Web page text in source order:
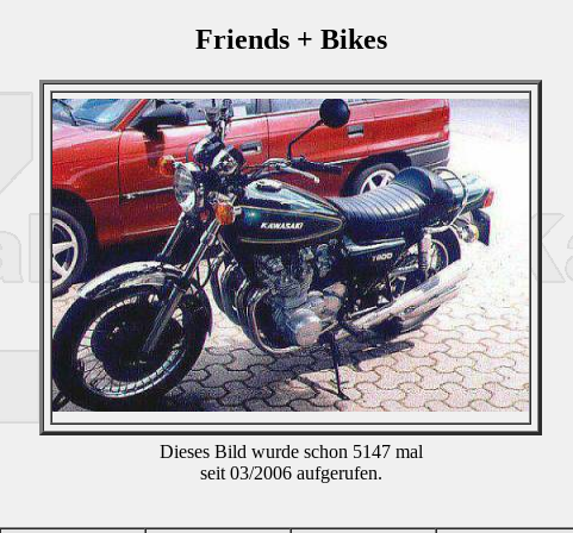
Friends + Bikes
Dieses Bild wurde schon 5147 mal
seit 03/2006 aufgerufen.